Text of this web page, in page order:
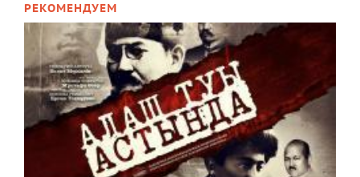
РЕКОМЕНДУЕМ